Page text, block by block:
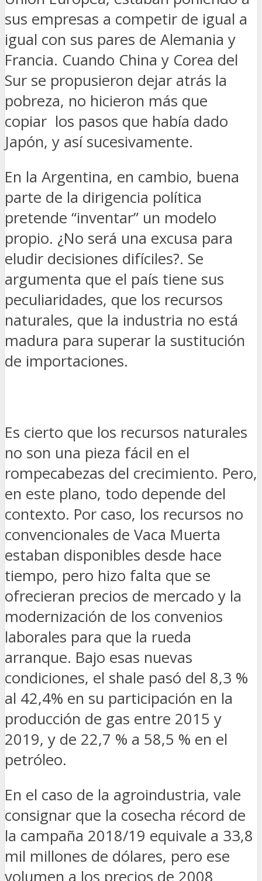
sus empresas a competir de igual a
igual con sus pares de Alemania y
Francia. Cuando China y Corea del
Sur se propusieron dejar atrás la
pobreza, no hicieron más que
copiar los pasos que había dado
Japón, y así sucesivamente.
En la Argentina, en cambio, buena
parte de la dirigencia política
pretende “inventar” un modelo
propio. ¿No será una excusa para
eludir decisiones difíciles?. Se
argumenta que el país tiene sus
peculiaridades, que los recursos
naturales, que la industria no está
madura para superar la sustitución
de importaciones.
Es cierto que los recursos naturales
no son una pieza fácil en el
rompecabezas del crecimiento. Pero,
en este plano, todo depende del
contexto. Por caso, los recursos no
convencionales de Vaca Muerta
estaban disponibles desde hace
tiempo, pero hizo falta que se
ofrecieran precios de mercado y la
modernización de los convenios
laborales para que la rueda
arranque. Bajo esas nuevas
condiciones, el shale pasó del 8,3 %
al 42,4% en su participación en la
producción de gas entre 2015 y
2019, y de 22,7 % a 58,5 % en el
petróleo.
En el caso de la agroindustria, vale
consignar que la cosecha récord de
la campaña 2018/19 equivale a 33,8
mil millones de dólares, pero ese
volumen a los precios de 2008